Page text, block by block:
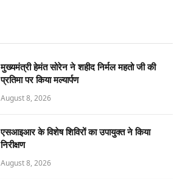
मुख्यमंत्री हेमंत सोरेन ने शहीद निर्मल महतो जी की
प्रतिमा पर किया मल्यार्पण
August 8, 2026
एसआइआर के विशेष शिविरों का उपायुक्त ने किया
निरीक्षण
August 8, 2026